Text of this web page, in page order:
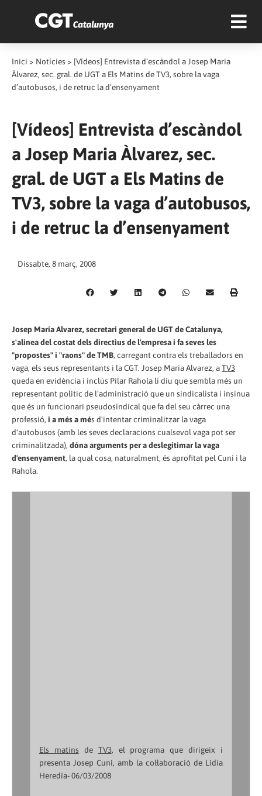
Inici > Notícies > [Vídeos] Entrevista d’escàndol a Josep Maria
Àlvarez, sec. gral. de UGT a Els Matins de TV3, sobre la vaga
d’autobusos, i de retruc la d’ensenyament
[Vídeos] Entrevista d’escàndol
a Josep Maria Àlvarez, sec.
gral. de UGT a Els Matins de
TV3, sobre la vaga d’autobusos,
i de retruc la d’ensenyament
Dissabte, 8 març, 2008
Josep María Alvarez, secretari general de UGT de Catalunya,
s'alinea del costat dels directius de l'empresa i fa seves les
"propostes" i "raons" de TMB, carregant contra els treballadors en
vaga, els seus representants i la CGT. Josep Maria Alvarez, aTV3
queda en evidència i inclús Pilar Rahola li diu que sembla més un
representant polític de l'administració que un sindicalista i insinua
que és un funcionari pseudosindical que fa del seu càrrec una
professió, i a més a més d'intentar criminalitzar la vaga
d'autobusos (amb les seves declaracions cualsevol vaga pot ser
criminalitzada), dóna arguments per a deslegitimar la vaga
d'ensenyament, la qual cosa, naturalment, és aprofitat pel Cuní i la
Rahola.
Els matins de TV3, el programa que dirigeix i
presenta Josep Cuní, amb la col·laboració de Lídia
Heredia- 06/03/2008